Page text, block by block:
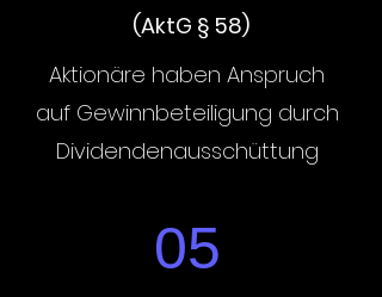
(AktG § 58)
Aktionäre haben Anspruch
auf Gewinnbeteiligung durch
Dividendenausschüttung
05